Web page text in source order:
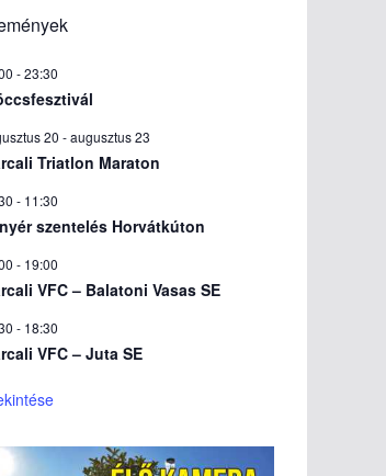
-23:30
20 -augusztus 23
Triatlon Maraton
- 11:30
szentelés Horvátkúton
- 19:00
VFC – Balatoni Vasas SE
- 18:30
VFC – Juta SE